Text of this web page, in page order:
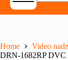
Home
Video
DRN-1682RP